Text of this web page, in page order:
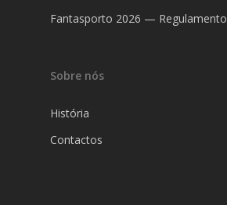
Fantasporto 2026 — Regulamento
Sobre nós
História
Contactos